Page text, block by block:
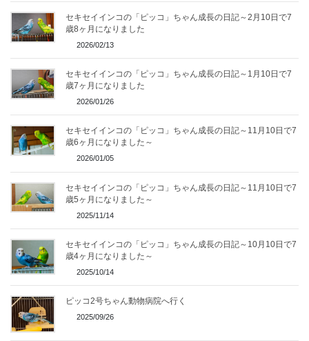
セキセイインコの「ピッコ」ちゃん成長の日記～2月10日で7
歳8ヶ月になりました
2026/02/13
セキセイインコの「ピッコ」ちゃん成長の日記～1月10日で7
歳7ヶ月になりました
2026/01/26
セキセイインコの「ピッコ」ちゃん成長の日記～11月10日で7
歳6ヶ月になりました～
2026/01/05
セキセイインコの「ピッコ」ちゃん成長の日記～11月10日で7
歳5ヶ月になりました～
2025/11/14
セキセイインコの「ピッコ」ちゃん成長の日記～10月10日で7
歳4ヶ月になりました～
2025/10/14
ピッコ2号ちゃん動物病院へ行く
2025/09/26